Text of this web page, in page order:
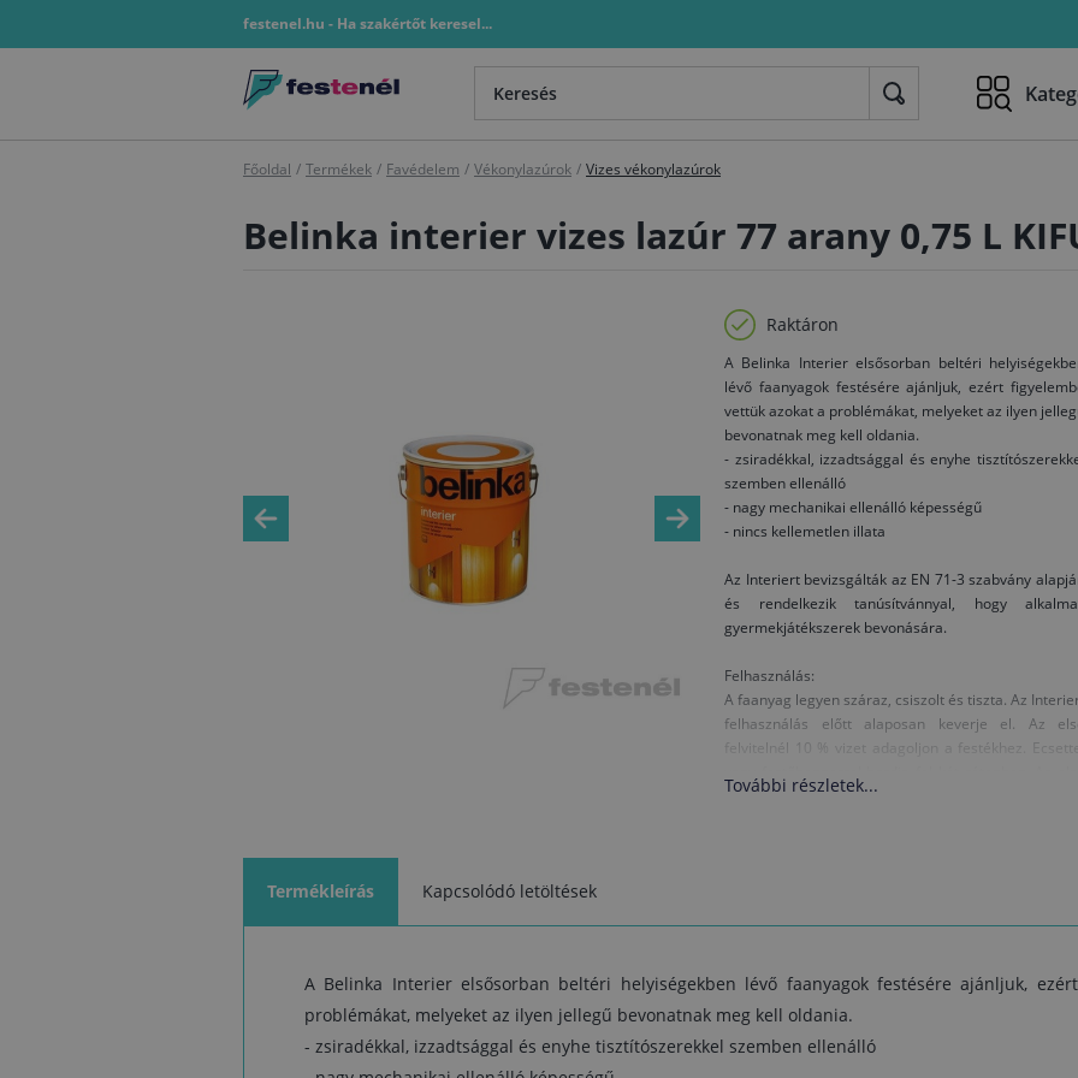
festenel.hu - Ha szakértőt keresel...
Főoldal / Termékek / Favédelem / Vékonylazúrok / Vizes vékonylazúrok
Belinka interier vizes lazúr 77 arany 0,75 L
Raktáron
A Belinka Interier elsősorban beltéri
lévő faanyagok festésére ajánljuk, ezért
vettük azokat a problémákat, melyeket az ilyen
bevonatnak meg kell oldania.
- zsiradékkal, izzadtsággal és enyhe
szemben ellenálló
- nagy mechanikai ellenálló képességű
- nincs kellemetlen illata
Az Interiert bevizsgálták az EN 71-3 szabvány
és rendelkezik tanúsítvánnyal, hogy
gyermekjátékszerek bevonására.
Felhasználás:
A faanyag legyen száraz, csiszolt és tiszta. Az
felhasználás előtt alaposan keverje el. Az
felvitelnél 10 % vizet adagoljon a festékhez.
réteg 3-4 óra alatt szárad meg 20°C hőmérsékleten
faanyagot a korhadás, kékgombásodás és a fakártevő
rovarok ellen. A szerszámokat a használat után
azonnal tisztítsa meg vízzel és mosószerrel.
További részletek...
Termékleírás Kapcsolódó letöltések
A Belinka Interier elsősorban beltéri helyiségekben lévő faanyagok festésére ajánljuk,
problémákat, melyeket az ilyen jellegű bevonatnak meg kell oldania.
- zsiradékkal, izzadtsággal és enyhe tisztítószerekkel szemben ellenálló